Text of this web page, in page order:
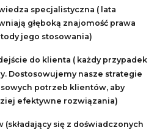
specjalistyczna ( lata
głęboką znajomość prawa
jego stosowania)
do klienta ( każdy przypadek
Dostosowujemy nasze strategie
potrzeb klientów, aby
efektywne rozwiązania)
(składający się z doświadczonych